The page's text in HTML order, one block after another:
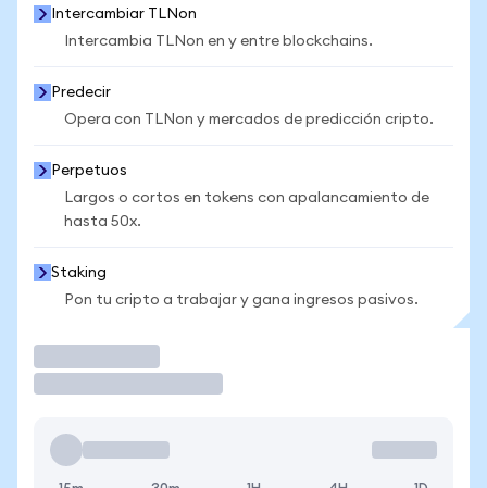
Intercambiar TLNon
Intercambia TLNon en y entre blockchains.
Predecir
Opera con TLNon y mercados de predicción cripto.
Perpetuos
Largos o cortos en tokens con apalancamiento de
hasta 50x.
Staking
Pon tu cripto a trabajar y gana ingresos pasivos.